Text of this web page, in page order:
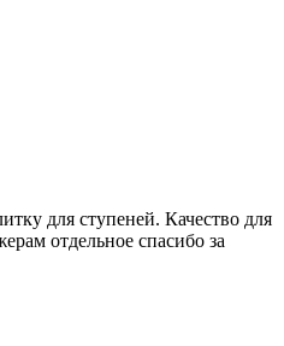
для ступеней. Качество для
отдельное спасибо за